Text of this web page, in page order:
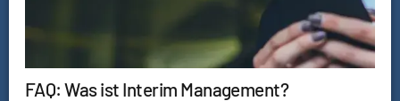
FAQ: Was ist Interim Management?